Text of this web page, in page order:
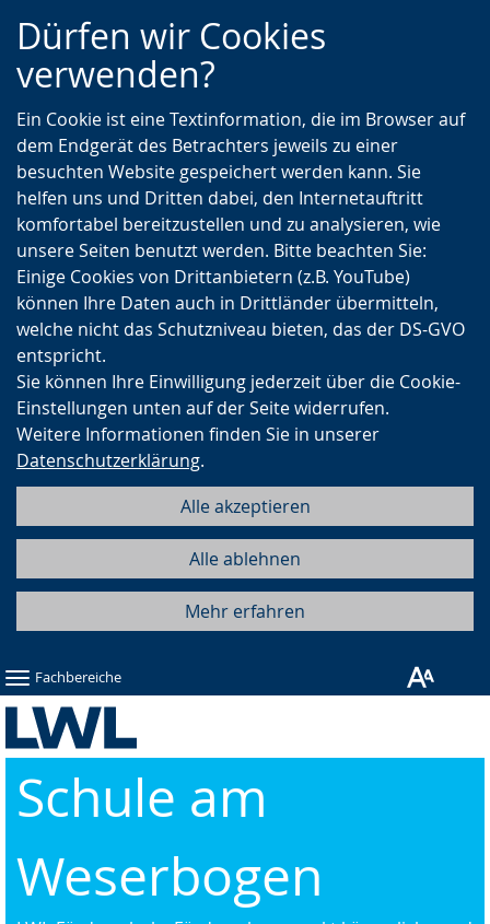
Zur
Hauptnavigation
Zur
Seitennavigation
Zum
Inhalt
Dürfen wir Cookies
verwenden?
Ein Cookie ist eine Textinformation, die im Browser auf
dem Endgerät des Betrachters jeweils zu einer
besuchten Website gespeichert werden kann. Sie
helfen uns und Dritten dabei, den Internetauftritt
komfortabel bereitzustellen und zu analysieren, wie
unsere Seiten benutzt werden. Bitte beachten Sie:
Einige Cookies von Drittanbietern (z.B. YouTube)
können Ihre Daten auch in Drittländer übermitteln,
welche nicht das Schutzniveau bieten, das der DS-GVO
entspricht.
Sie können Ihre Einwilligung jederzeit über die Cookie-
Einstellungen unten auf der Seite widerrufen.
Weitere Informationen finden Sie in unserer
Datenschutzerklärung.
Alle akzeptieren
Alle ablehnen
Mehr erfahren
Fachbereiche
Schule am
Weserbogen